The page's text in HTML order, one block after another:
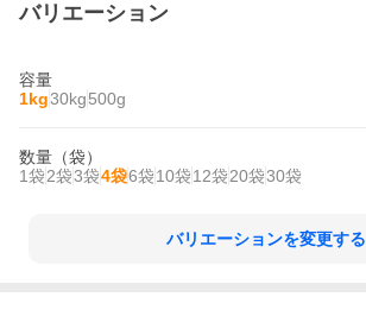
バリエーション
容量
1kg30kg500g
数量（袋）
1袋2袋3袋4袋6袋10袋12袋20袋30袋
バリエーションを変更する